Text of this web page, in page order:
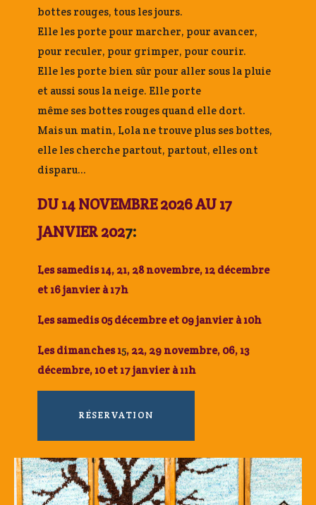
bottes rouges, tous les jours.
Elle les porte pour marcher, pour avancer,
pour reculer, pour grimper, pour courir.
Elle les porte bien sûr pour aller sous la pluie
et aussi sous la neige. Elle porte
même ses bottes rouges quand elle dort.
Mais un matin, Lola ne trouve plus ses bottes,
elle les cherche partout, partout, elles ont
disparu…
DU 14 NOVEMBRE 2026 AU 17
JANVIER 2027:
Les samedis 14, 21, 28 novembre, 12 décembre
et 16 janvier à 17h
Les samedis 05 décembre et 09 janvier à 10h
Les dimanches15, 22, 29 novembre, 06, 13
décembre, 10 et 17 janvier à 11h
RÉSERVATION